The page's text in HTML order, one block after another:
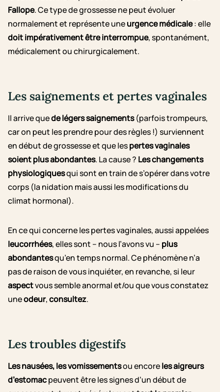
Fallope. Ce type de grossesse ne peut évoluer
normalement et représente uneurgence médicale: elle
doit impérativement être interrompue, spontanément,
médicalement ou chirurgicalement.
Les saignements et pertes vaginales
Il arrive quede légers saignements(parfois trompeurs,
car on peut les prendre pour des règles !) surviennent
en début de grossesse et que lespertes vaginales
soient plus abondantes. La cause ? Les changements
physiologiquesqui sont en train de s’opérer dans votre
corps (la nidation mais aussi les modifications du
climat hormonal).
En ce qui concerne les pertes vaginales, aussi appelées
leucorrhées, elles sont – nous l’avons vu – plus
abondantesqu’en temps normal. Ce phénomène n’a
pas de raison de vous inquiéter, en revanche, si leur
aspectvous semble anormal et/ou que vous constatez
uneodeur,consultez.
Les troubles digestifs
Les nausées, les vomissementsou encoreles aigreurs
d’estomacpeuvent être les signes d’un début de